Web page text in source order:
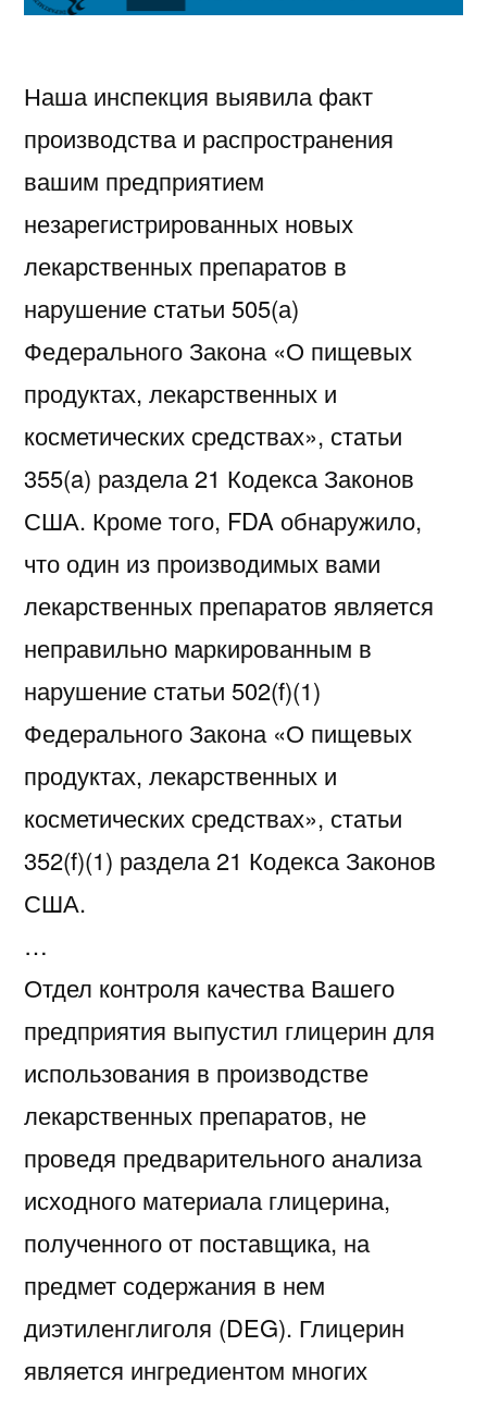
Наша инспекция выявила факт
производства и распространения
вашим предприятием
незарегистрированных новых
лекарственных препаратов в
нарушение статьи 505(а)
Федерального Закона «О пищевых
продуктах, лекарственных и
косметических средствах», статьи
355(a) раздела 21 Кодекса Законов
США. Кроме того, FDA обнаружило,
что один из производимых вами
лекарственных препаратов является
неправильно маркированным в
нарушение статьи 502(f)(1)
Федерального Закона «О пищевых
продуктах, лекарственных и
косметических средствах», статьи
352(f)(1) раздела 21 Кодекса Законов
США.
…
Отдел контроля качества Вашего
предприятия выпустил глицерин для
использования в производстве
лекарственных препаратов, не
проведя предварительного анализа
исходного материала глицерина,
полученного от поставщика, на
предмет содержания в нем
диэтиленглиголя (DEG). Глицерин
является ингредиентом многих